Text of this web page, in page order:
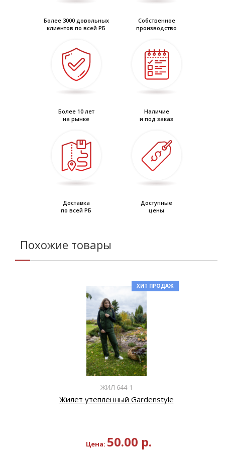
Более 3000 довольных
клиентов по всей РБ
Собственное
производство
Более 10 лет
на рынке
Наличие
и под заказ
Доставка
по всей РБ
Доступные
цены
Похожие товары
ЖИЛ 644-1
Жилет утепленный Gardenstyle
Цена: 50.00 р.
ХИТ ПРОДАЖ